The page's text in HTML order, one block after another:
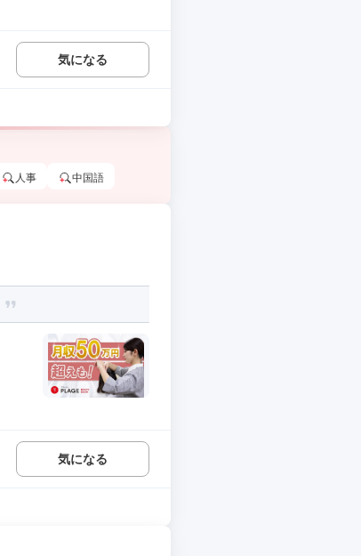
気になる
人事 中国語
気になる